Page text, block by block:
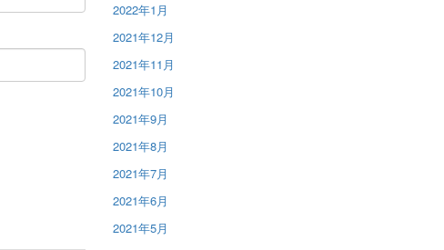
2022年1月
2021年12月
2021年11月
2021年10月
2021年9月
2021年8月
2021年7月
2021年6月
2021年5月